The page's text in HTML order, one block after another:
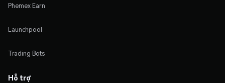
Phemex Earn
Launchpool
Trading Bots
Hỗ trợ